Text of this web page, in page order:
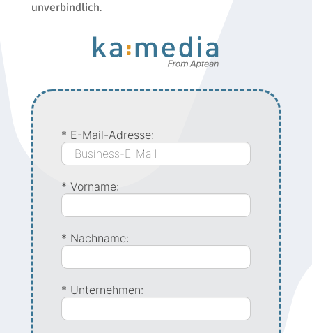
unverbindlich.
* E-Mail-Adresse:
* Vorname:
* Nachname:
* Unternehmen: